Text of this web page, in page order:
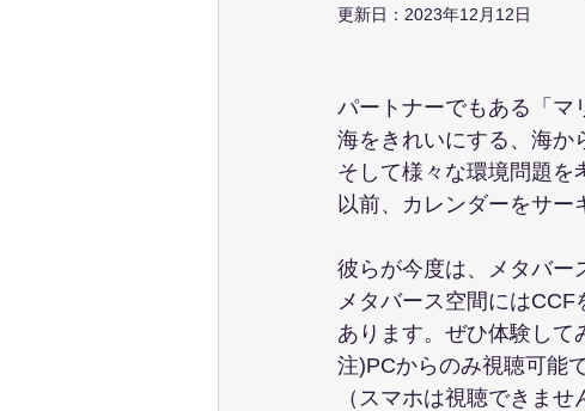
更新日： 2023年12月12日
パートナーでもある「マ
海をきれいにする、海か
そして様々な環境問題を
以前、カレンダーをサー
彼らが今度は、メタバー
メタバース空間にはCCF
あります。ぜひ体験して
注)PCからのみ視聴可能
（スマホは視聴できませ